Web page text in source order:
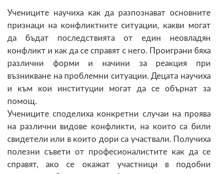
Учениците научиха как да разпознават основните
признаци на конфликтните ситуации, какви могат
да бъдат последствията от един неовладян
конфликт и как да се справят с него. Проиграни бяха
различни форми и начини за реакция при
възникване на проблемни ситуации. Децата научиха
и към кои институции могат да се обърнат за
помощ.
Учениците споделиха конкретни случаи на проява
на различни видове конфликти, на които са били
свидетели или в които дори са участвали. Получиха
полезни съвети от професионалистите как да се
справят, ако се окажат участници в подобни